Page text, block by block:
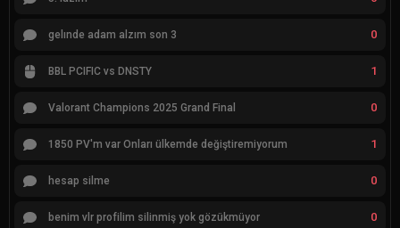
gelınde adam alzım son 3 0
BBL PCIFIC vs DNSTY 1
Valorant Champions 2025 Grand Final 0
1850 PV'm var Onları ülkemde değiştiremiyorum 1
hesap silme 0
benim vlr profilim silinmiş yok gözükmüyor 0